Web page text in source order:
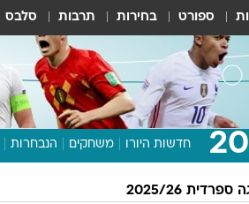
ספורט בחירות תרבות סלבס
חדשות היורו משחקים הנבחרות
2025/26